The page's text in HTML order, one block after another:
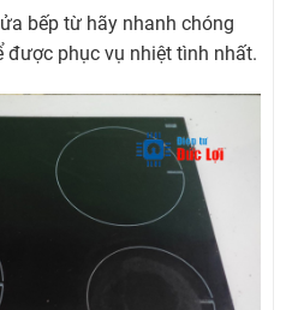
bếp từ hãy nhanh chóng
phục vụ nhiệt tình nhất.